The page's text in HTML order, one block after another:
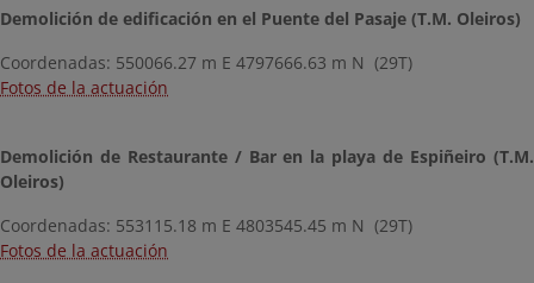
Demolición de edificación en el Puente del Pasaje (T.M. Oleiros)
Coordenadas: 550066.27 m E 4797666.63 m N (29T)
Fotos de la actuación
Demolición de Restaurante / Bar en la playa de Espiñeiro (T.M.
Oleiros)
Coordenadas: 553115.18 m E 4803545.45 m N (29T)
Fotos de la actuación